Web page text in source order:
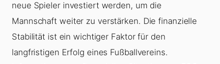
neue Spieler investiert werden, um die
Mannschaft weiter zu verstärken. Die finanzielle
Stabilität ist ein wichtiger Faktor für den
langfristigen Erfolg eines Fußballvereins.